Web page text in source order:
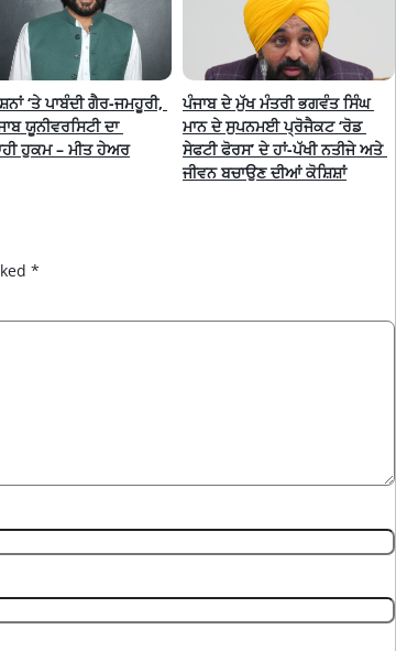
‘ਤੇ ਪਾਬੰਦੀ ਗੈਰ-ਜਮਹੂਰੀ,
ਯੂਨੀਵਰਸਿਟੀ ਦਾ
ਹੁਕਮ – ਮੀਤ ਹੇਅਰ
ਪੰਜਾਬ ਦੇ ਮੁੱਖ ਮੰਤਰੀ ਭਗਵੰਤ ਸਿੰਘ
ਮਾਨ ਦੇ ਸੁਪਨਮਈ ਪ੍ਰੋਜੈਕਟ ‘ਰੋਡ
ਸੇਫਟੀ ਫੋਰਸ’ ਦੇ ਹਾਂ-ਪੱਖੀ ਨਤੀਜੇ ਅਤੇ
ਜੀਵਨ ਬਚਾਉਣ ਦੀਆਂ ਕੋਸ਼ਿਸ਼ਾਂ
*